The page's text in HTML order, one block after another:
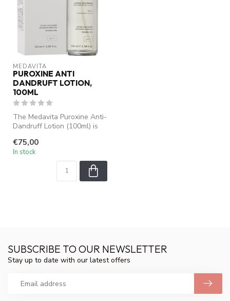
MEDAVITA
PUROXINE ANTI
DANDRUFT LOTION,
100ML
The Medavita Puroxine Anti-
Dandruff Lotion (100ml) is
€75,00
In stock
SUBSCRIBE TO OUR NEWSLETTER
Stay up to date with our latest offers